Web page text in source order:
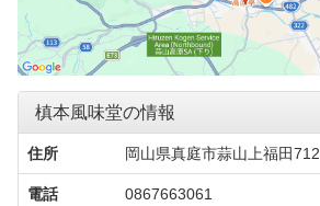
槙本風味堂の情報
住所 岡山県真庭市蒜山上福田712
電話 0867663061